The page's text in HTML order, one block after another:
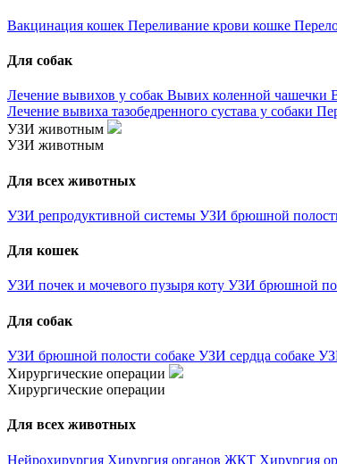
Вакцинация кошек Переливание крови кошке
Для собак
Лечение вывихов у собак Вывих коленной чашечки
Лечение вывиха тазобедренного сустава у собаки
УЗИ животным
УЗИ животным
Для всех животных
УЗИ репродуктивной системы УЗИ брюшной
Для кошек
УЗИ почек и мочевого пузыря коту УЗИ брюшной
Для собак
УЗИ брюшной полости собаке УЗИ сердца собаке
Хирургические операции
Хирургические операции
Для всех животных
Нейрохирургия Хирургия органов ЖКТ Хирургия